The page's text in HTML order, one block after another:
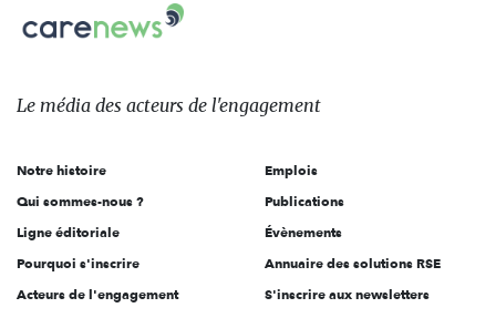
sur:
Le
des
l'engagement
Le média des acteurs de l'engagement
Notre histoire
Qui sommes-nous ?
Ligne éditoriale
Pourquoi s'inscrire
Acteurs de l'engagement
Emplois
Publications
Évènements
Annuaire des solutions RSE
S'inscrire aux newsletters